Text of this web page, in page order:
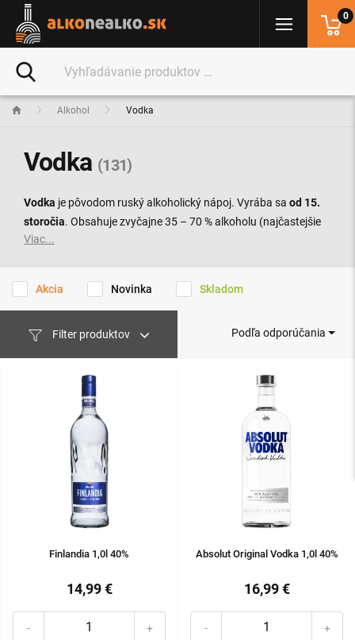
Alkohol Vodka
Vodka (131)
Vodka je pôvodom ruský alkoholický nápoj. Vyrába sa od 15.
storočia. Obsahuje zvyčajne 35 – 70 % alkoholu (najčastejšie
40 %). Vodka je väčšinou čírej farby a výrazne alkoholickej
Konzumuje sa buď čistá (spravidla chladená) alebo v
kokteiloch zmiešaná s inými nápojmi (alkoholickými či
nealkoholickými). Vyrába sa z obilia, pričom teplota destilácie
Viac...
Akcia Novinka Skladom
Filter produktov Podľa odporúčania
Finlandia 1,0l 40%
14,99 €
- +
Absolut Original Vodka 1,0l 40%
16,99 €
- +
0